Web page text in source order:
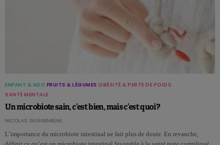
ENFANT & ADO FRUITS & LÉGUMES OBÉSITÉ & PERTE DE POIDS
SANTÉ MENTALE
Un microbiote sain, c’est bien, mais c’est quoi ?
NICOLAS GUGGENBÜHL
L’importance du microbiote intestinal ne fait plus de doute. En revanche,